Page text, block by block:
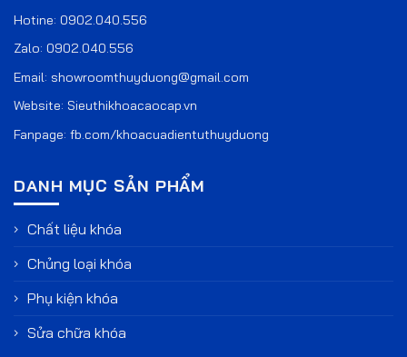
Hotine: 0902.040.556
Zalo: 0902.040.556
Email: showroomthuyduong@gmail.com
Website: Sieuthikhoacaocap.vn
Fanpage: fb.com/khoacuadientuthuyduong
DANH MỤC SẢN PHẨM
Chất liệu khóa
Chủng loại khóa
Phụ kiện khóa
Sửa chữa khóa